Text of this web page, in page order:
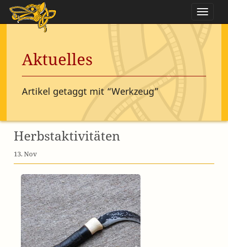
Aktuelles
Artikel getaggt mit “Werkzeug”
Herbstaktivitäten
13. Nov